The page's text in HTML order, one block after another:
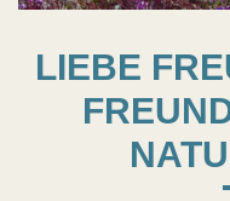
LIEBE